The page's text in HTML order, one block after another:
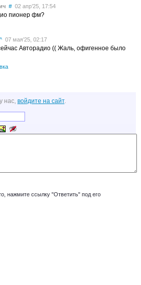
# 02 апр’25, 17:54
пионер фм?
^ 07 мая’25, 02:17
Авторадио (( Жаль, офигенное было
нас, войдите на сайт.
нажмите ссылку "Ответить" под его